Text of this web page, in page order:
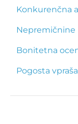
Konkurenčna
Nepremičnine
Bonitetna
Pogosta